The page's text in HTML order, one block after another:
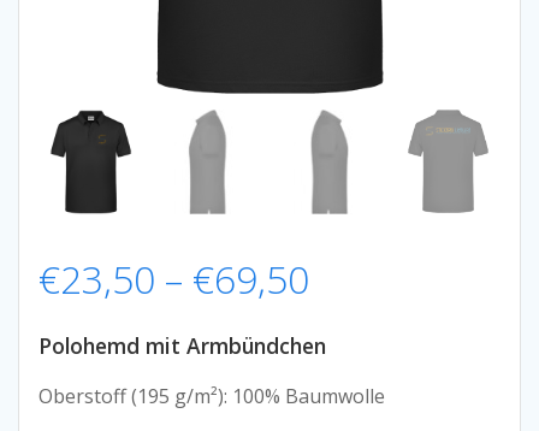
€23,50 – €69,50
€23,50
bis
Polohemd mit Armbündchen
Oberstoff (195 g/m²): 100% Baumwolle